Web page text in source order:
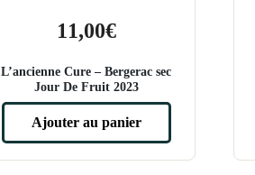
11,00€
L’ancienne Cure – Bergerac sec
Jour De Fruit 2023
Ajouter au panier